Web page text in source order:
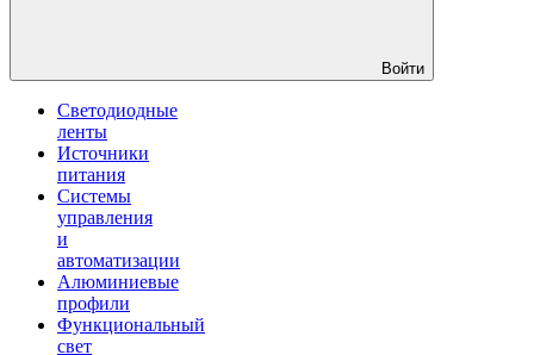
Войти
Светодиодные
ленты
Источники
питания
Системы
управления
и
автоматизации
Алюминиевые
профили
Функциональный
свет